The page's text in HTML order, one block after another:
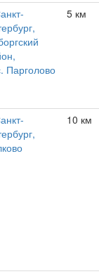
Парголово
5 км
10 км